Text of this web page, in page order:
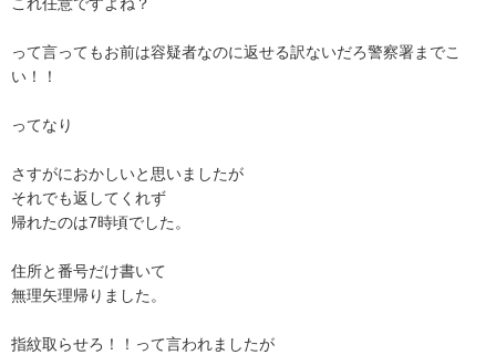
これ任意ですよね？
って言ってもお前は容疑者なのに返せる訳ないだろ警察署までこ
い！！
ってなり
さすがにおかしいと思いましたが
それでも返してくれず
帰れたのは7時頃でした。
住所と番号だけ書いて
無理矢理帰りました。
指紋取らせろ！！って言われましたが